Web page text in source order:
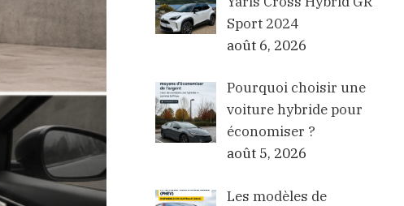
Sport 2024
août 6, 2026
Pourquoi choisir une
voiture hybride pour
économiser ?
août 5, 2026
Les modèles de